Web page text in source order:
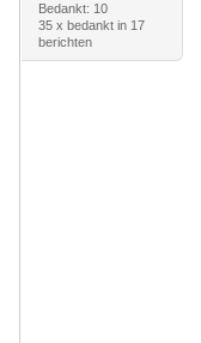
Bedankt: 10
35 x bedankt in 17
berichten